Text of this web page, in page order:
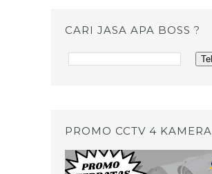
CARI JASA APA BOSS ?
PROMO CCTV 4 KAMERA